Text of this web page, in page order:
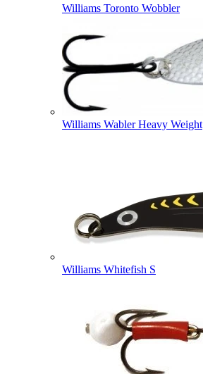
Williams Toronto Wobbler
Williams Wabler Heavy Weight
Williams Whitefish S